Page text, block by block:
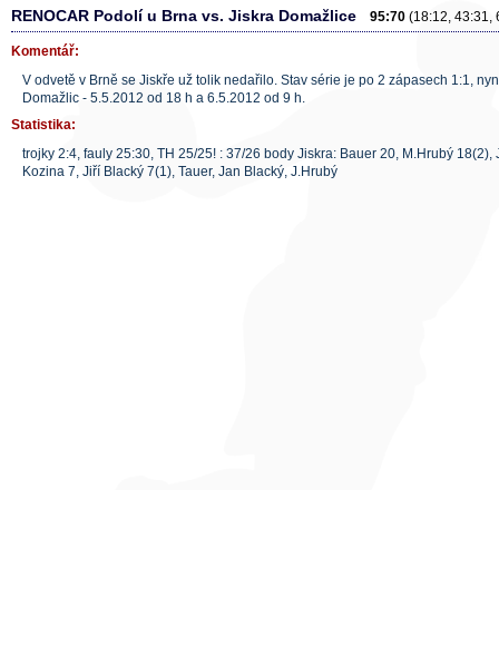
RENOCAR Podolí u Brna vs. Jiskra Domažlice 95:70 (18:12, 43:31,
Komentář:
V odvetě v Brně se Jiskře už tolik nedařilo. Stav série je po 2 zápasech 1:1,
Domažlic - 5.5.2012 od 18 h a 6.5.2012 od 9 h.
Statistika:
trojky 2:4, fauly 25:30, TH 25/25! : 37/26 body Jiskra: Bauer 20, M.Hrubý 18(2),
Kozina 7, Jiří Blacký 7(1), Tauer, Jan Blacký, J.Hrubý